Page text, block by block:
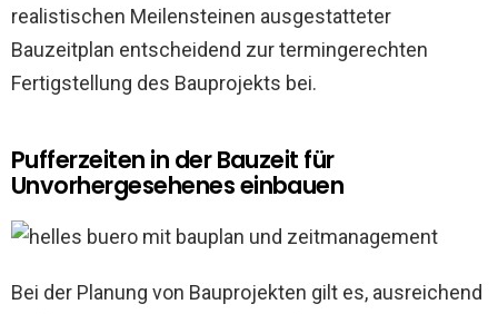
realistischen Meilensteinen ausgestatteter
Bauzeitplan entscheidend zur termingerechten
Fertigstellung des Bauprojekts bei.
Pufferzeiten in der Bauzeit für
Unvorhergesehenes einbauen
Bei der Planung von Bauprojekten gilt es, ausreichend